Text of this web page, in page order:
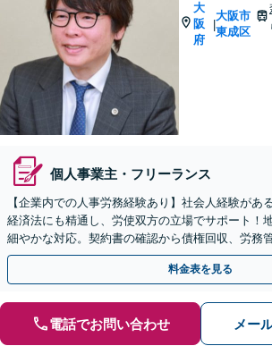
大
阪
府
|
大阪市
東成区
個人事業主・フリーランス
【企業内での人事労務経験あり】社会人経験があ
経済法にも精通し、労使双方の立場でサポート！
細やかな対応。契約書の確認から債権回収、労務
【スタートアップ・個人事業にも対応】【森ノ宮
料金表を見る
電話でお問い合わせ メー